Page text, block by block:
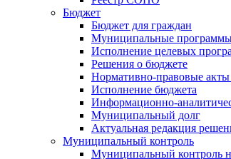
Бюджет
Бюджет для граждан
Муниципальные
Исполнение целевых
Решения о бюджете
Нормативно-правовые
Исполнение бюджета
Информационно-
Муниципальный долг
Актуальная редакция
Муниципальный контроль
Муниципальный контроль